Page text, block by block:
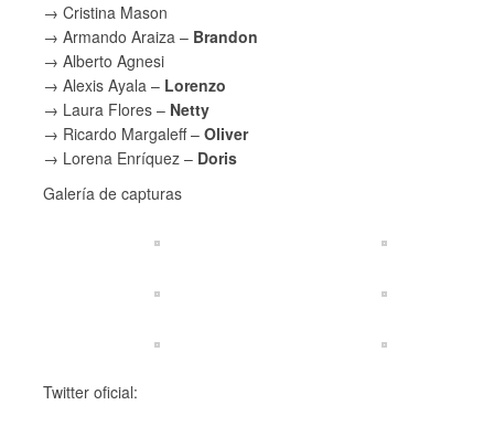
→ Cristina Mason
→ Armando Araiza – Brandon
→ Alberto Agnesi
→ Alexis Ayala – Lorenzo
→ Laura Flores – Netty
→ Ricardo Margaleff –Oliver
→ Lorena Enríquez – Doris
Galería de capturas
Twitter oficial: